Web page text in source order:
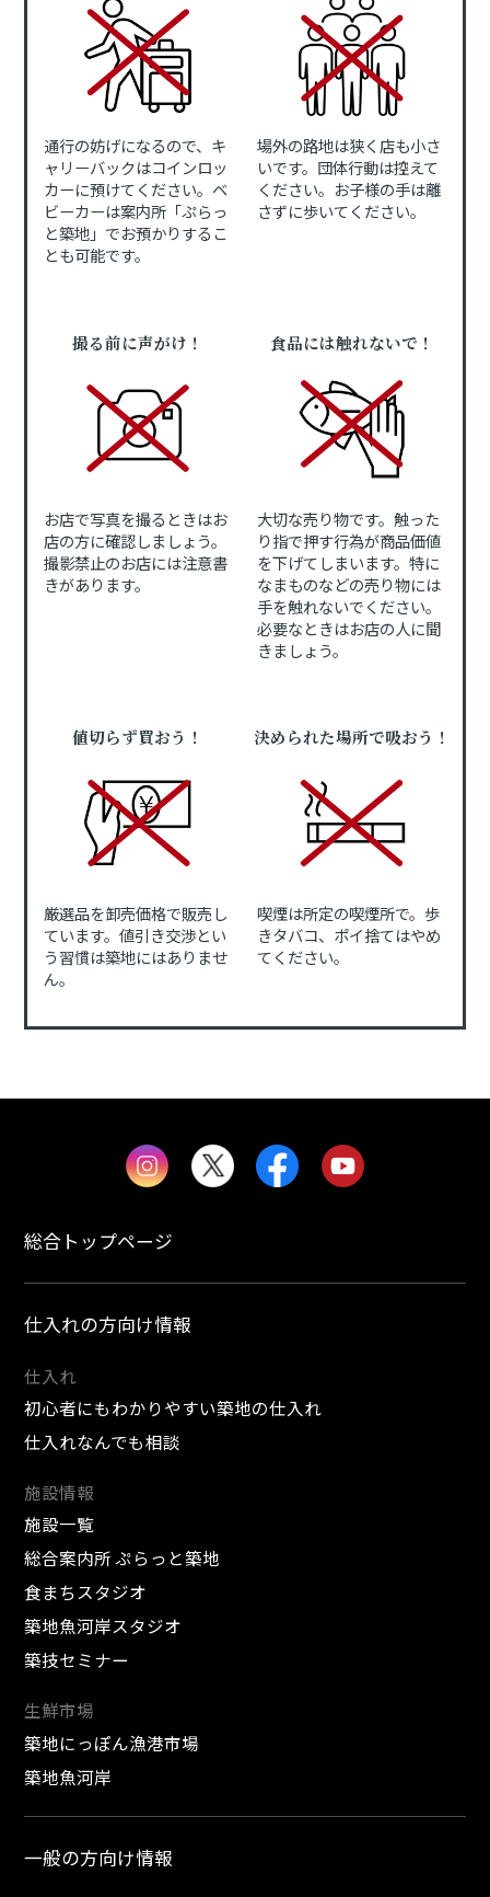
通行の妨げになるので、キ
ャリーバックはコインロッ
カーに預けてください。ベ
ビーカーは案内所「ぷらっ
と築地」でお預かりするこ
とも可能です。
場外の路地は狭く店も小さ
いです。団体行動は控えて
ください。お子様の手は離
さずに歩いてください。
撮る前に声がけ！
お店で写真を撮るときはお
店の方に確認しましょう。
撮影禁止のお店には注意書
きがあります。
食品には触れないで！
大切な売り物です。触った
り指で押す行為が商品価値
を下げてしまいます。特に
なまものなどの売り物には
手を触れないでください。
必要なときはお店の人に聞
きましょう。
値切らず買おう！
厳選品を卸売価格で販売し
ています。値引き交渉とい
う習慣は築地にはありませ
ん。
決められた場所で吸おう！
喫煙は所定の喫煙所で。歩
きタバコ、ポイ捨てはやめ
てください。
総合トップページ
仕入れの方向け情報
仕入れ
初心者にもわかりやすい築地の仕入れ
仕入れなんでも相談
施設情報
施設一覧
総合案内所 ぷらっと築地
食まちスタジオ
築地魚河岸スタジオ
築技セミナー
生鮮市場
築地にっぽん漁港市場
築地魚河岸
一般の方向け情報